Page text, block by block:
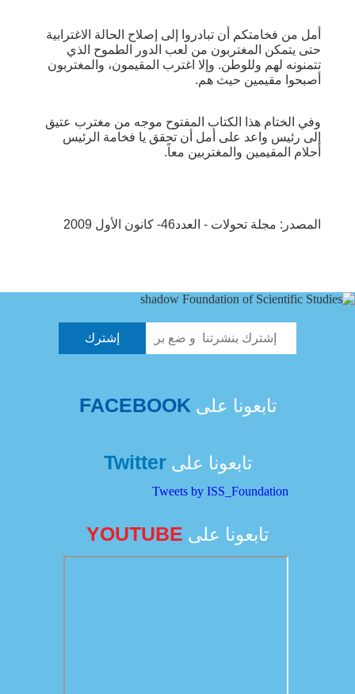
أمل من فخامتكم أن تبادروا إلى إصلاح الحالة الاغترابية
حتى يتمكن المغتربون من لعب الدور الطموح الذي
تتمنونه لهم وللوطن. وإلا اغترب المقيمون، والمغتربون
أصبحوا مقيمين حيث هم.
وفي الختام هذا الكتاب المفتوح موجه من مغترب عتيق
إلى رئيس واعد على أمل أن تحقق يا فخامة الرئيس
أحلام المقيمين والمغتربين معاً.
المصدر: مجلة تحولات - العدد46- كانون الأول 2009
تابعونا على FACEBOOK
تابعونا علىTwitter
Tweets by ISS_Foundation
تابعونا على YOUTUBE